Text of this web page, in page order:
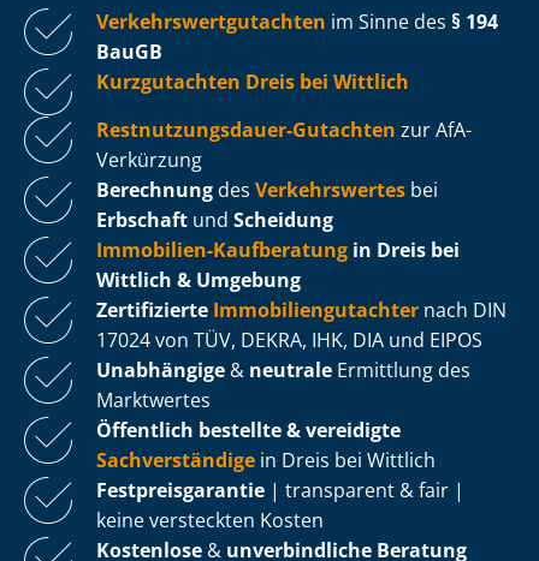
Ver­kehrs­wert­gut­ach­ten im Sinne des § 194
BauGB
Kurzgutachten Dreis bei Wittlich
Rest­nut­zungs­dau­er-Gutachten zur AfA-
Verkürzung
Berechnung des Verkehrswertes bei
Erbschaft und Scheidung
Immobilien-Kaufberatung in Dreis bei
Wittlich & Umgebung
Zertifizierte Im­mo­bi­li­en­gut­ach­ter nach DIN
17024 von TÜV, DEKRA, IHK, DIA und EIPOS
Unabhängige & neutrale Ermittlung des
Marktwertes
Öffentlich bestellte & vereidigte
Sachverständige in Dreis bei Wittlich
Fest­preis­ga­ran­tie | transparent & fair |
keine versteckten Kosten
Kostenlose & unverbindliche Beratung